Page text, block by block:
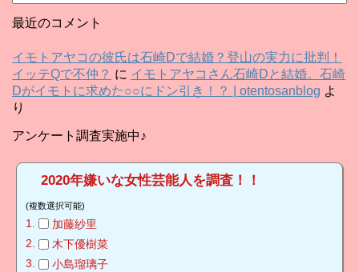
カ
ブ
最近のコメント
イモトアヤコの彼氏は石崎Dで結婚？登山の実力に批判！
イッテQで不仲？ に イモトアヤコさん石崎Dと結婚。石崎
Dがイモトに求めた○○にドン引き！？ | otentosanblog よ
り
アンケート調査実施中♪
2020年嫌いな女性芸能人を調査！！
(複数選択可能)
加藤紗里
木下優樹菜
小島瑠璃子